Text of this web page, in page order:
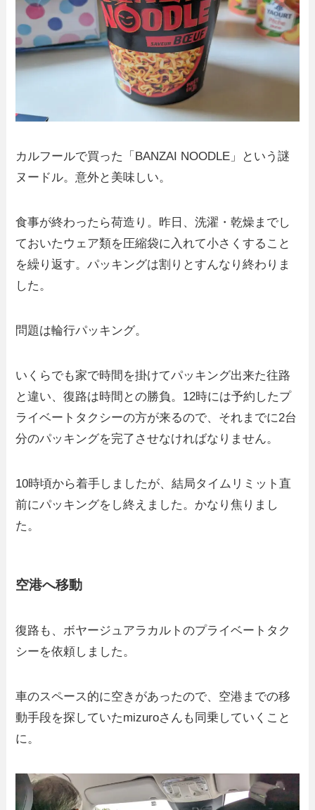
カルフールで買った「BANZAI NOODLE」という謎
ヌードル。意外と美味しい。
食事が終わったら荷造り。昨日、洗濯・乾燥までし
ておいたウェア類を圧縮袋に入れて小さくすること
を繰り返す。パッキングは割りとすんなり終わりま
した。
問題は輪行パッキング。
いくらでも家で時間を掛けてパッキング出来た往路
と違い、復路は時間との勝負。12時には予約したプ
ライベートタクシーの方が来るので、それまでに2台
分のパッキングを完了させなければなりません。
10時頃から着手しましたが、結局タイムリミット直
前にパッキングをし終えました。かなり焦りまし
た。
空港へ移動
復路も、ボヤージュアラカルトのプライベートタク
シーを依頼しました。
車のスペース的に空きがあったので、空港までの移
動手段を探していたmizuroさんも同乗していくこと
に。